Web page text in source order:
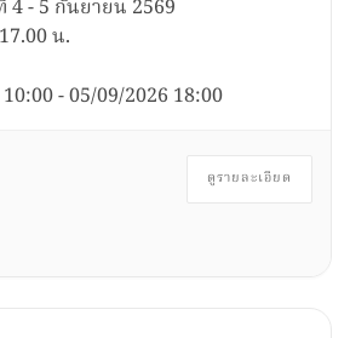
4 - 5 กันยายน 2569
น.
10:00-05/09/2026 18:00
ดูรายละเอียด